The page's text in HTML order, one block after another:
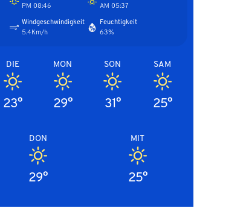
05:37 AM
08:46 PM
Feuchtigkeit
63%
Windgeschwindigkeit
5.4Km/h
SAM
25°
SON
31°
MON
29°
DIE
23°
MIT
25°
DON
29°